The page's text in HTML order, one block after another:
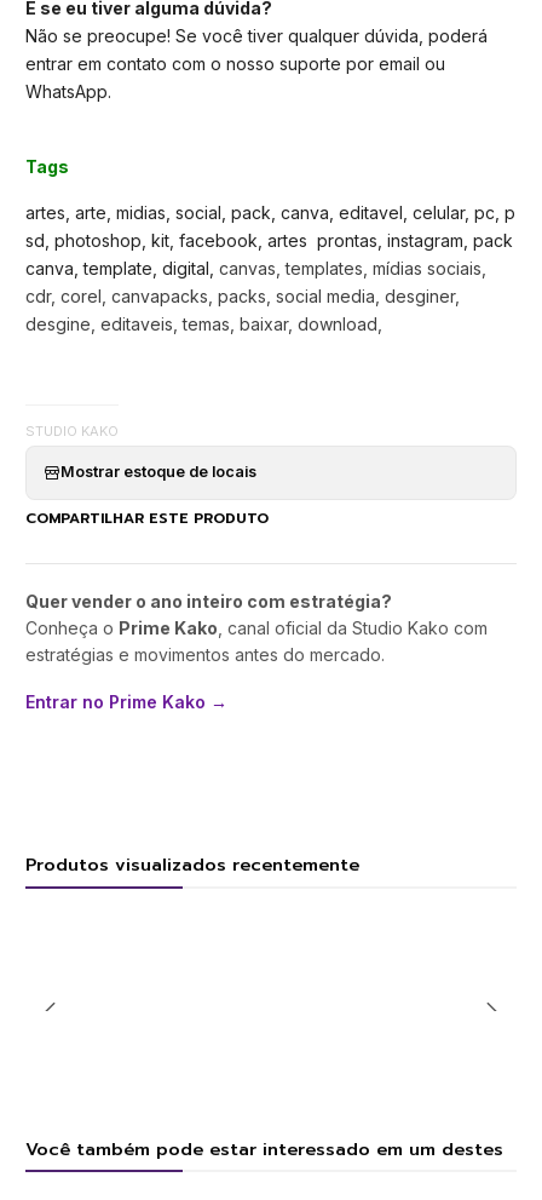
E se eu tiver alguma dúvida?
Não se preocupe! Se você tiver qualquer dúvida, poderá
entrar em contato com o nosso suporte por email ou
WhatsApp.
Tags
artes, arte, midias, social, pack, canva, editavel, celular, pc, p
sd, photoshop, kit, facebook, artes prontas, instagram, pack
canva, template, digital, canvas, templates, mídias sociais,
cdr, corel, canvapacks, packs, social media, desginer,
desgine, editaveis, temas, baixar, download,
STUDIO KAKO
Mostrar estoque de locais
COMPARTILHAR ESTE PRODUTO
Quer vender o ano inteiro com estratégia?
Conheça o Prime Kako , canal oficial da Studio Kako com
estratégias e movimentos antes do mercado.
Entrar no Prime Kako →
Produtos visualizados recentemente
Você também pode estar interessado em um destes